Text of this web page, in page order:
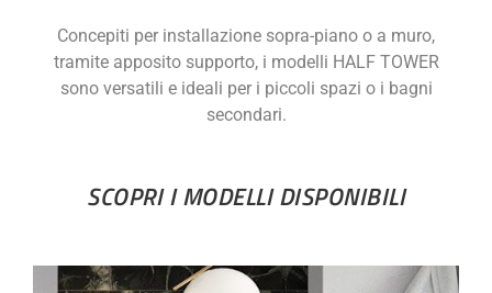
Concepiti per installazione sopra-piano o a muro,
tramite apposito supporto, i modelli HALF TOWER
sono versatili e ideali per i piccoli spazi o i bagni
secondari.
SCOPRI I MODELLI DISPONIBILI